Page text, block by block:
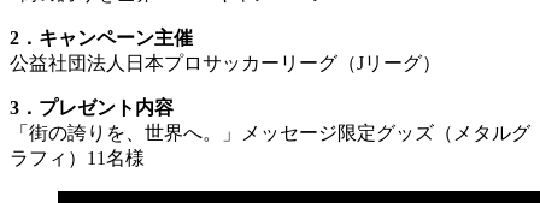
2．キャンペーン主催
公益社団法人日本プロサッカーリーグ（Jリーグ）
3．プレゼント内容
「街の誇りを、世界へ。」メッセージ限定グッズ（メタルグ
ラフィ）11名様